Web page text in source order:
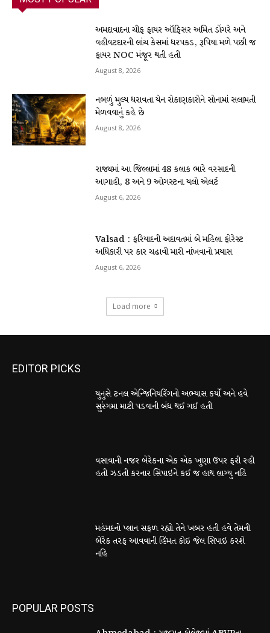
અમદાવાદના ચીફ ફાયર ઑફિસર અમિત ડોંગરે અને
વહીવટદારની લાંચ કેસમાં ધરપકડ, રૂપિયા મળે પછી જ
ફાયર NOC મંજૂર થતી હતી
August 8, 2026
નબળું મુલ્ય ધરાવતા યેન રોકાણકારોને સોનામાં સલામતી
મેળવવાનું કહે છે
August 8, 2026
રાજ્યમાં આ જિલ્લામાં 48 કલાક ભારે વરસાદની
આગાહી, 8 અને 9 ઓગસ્ટના યલો એલર્ટ
August 6, 2026
Valsad : ફરિયાદની અદાવતમાં બે મહિલા ફોરેસ્ટ
અધિકારી પર કાર ચઢાવી મારી નાંખવાનો પ્રયાસ
August 6, 2026
Load more
EDITOR PICKS
યુનુસે ટનલ એન્જિનિયરિંગનો અભ્યાસ કર્યો અને હવે
સુરંગમા માટી પડવાની બંધ થઈ ગઈ હતી
વસાવાની નજર બેરેકના એક એક ખુણા ઉપર ફરી રહી
હતી ઝડતી કરનાર સિપાઇને કઈ જ હાથ લાગ્યુ નહિ
મહંમદનો પ્લાન સફળ રહ્યો તેને ખબર હતી હવે તેમની
બેરેક તરફ આવવાની હિંમત કોઇ જેલ સિપાઇ કરશે
નહિ
POPULAR POSTS